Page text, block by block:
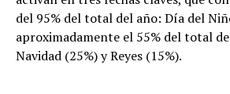
del 95% del total del año: Día del
aproximadamente el 55% del total
Navidad (25%) y Reyes (15%).